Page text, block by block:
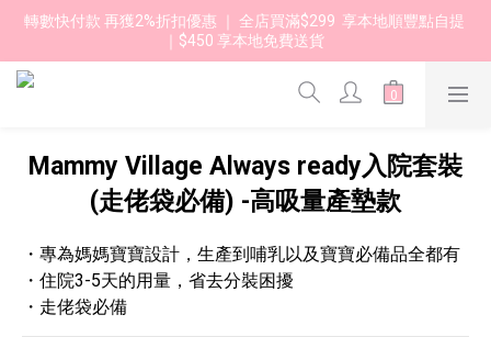
轉數快付款 再獲2%折扣優惠 ｜ 全店買滿$299  享本地順豐點自提
｜$450 享本地免費送貨
Mammy Village Always ready入院套裝
(走佬袋必備) -高吸量產墊款
・專為媽媽寶寶設計，生產到哺乳以及寶寶必備品全都有
・住院3-5天的用量，省去分裝困擾
・走佬袋必備